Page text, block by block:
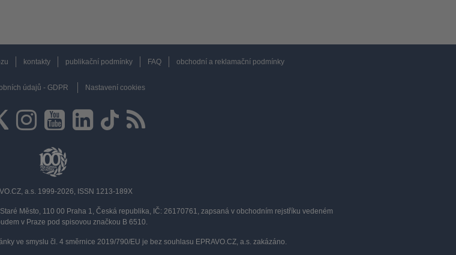
kontakty publikační podmínky FAQ obchodní a reklamační podmínky
údajů - GDPR Nastavení cookies
a.s. 1999-2026, ISSN 1213-189X
Město, 110 00 Praha 1, Česká republika, IČ: 26170761, zapsaná v obchodním rejstříku vedeném
v Praze pod spisovou značkou B 6510.
ve smyslu čl. 4 směrnice 2019/790/EU je bez souhlasu EPRAVO.CZ, a.s. zakázáno.